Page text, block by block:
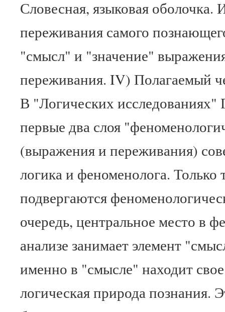
Словесная, языковая
переживания самого
"смысл" и "значение"
переживания. IV) Полагаемый
В "Логических исследованиях"
первые два слоя
(выражения и переживания)
логика и феноменолога. Только
подвергаются
очередь, центральное место в
анализе занимает элемент
именно в "смысле" находит
логическая природа познания.